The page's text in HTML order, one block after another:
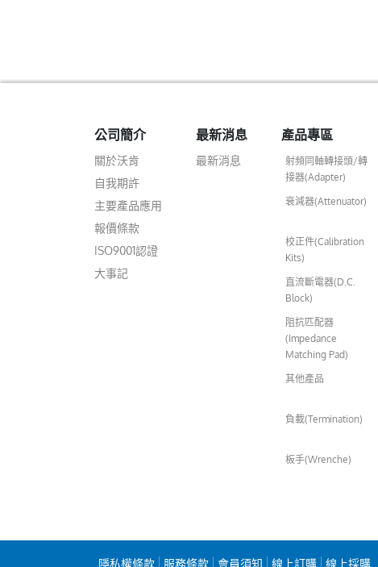
公司簡介
關於沃肯
自我期許
主要產品應用
報價條款
ISO9001認證
大事記
最新消息
最新消息
產品專區
射頻同軸轉接頭/轉
接器(Adapter)
衰減器(Attenuator)
校正件(Calibration
Kits)
直流斷電器(D.C.
Block)
阻抗匹配器
(Impedance
Matching Pad)
其他產品
負載(Termination)
板手(Wrenche)
隱私權條款 服務條款 會員須知 線上訂購 線上採購